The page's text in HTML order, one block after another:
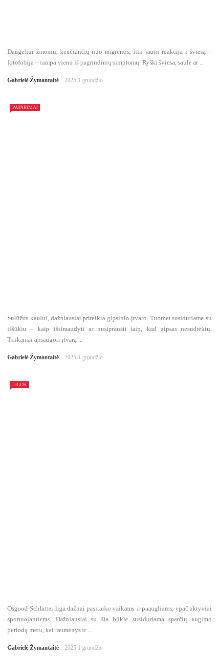
Daugeliui žmonių, kenčiančių nuo migrenos, itin jautri reakcija į šviesą –
fotofobija – tampa vienu iš pagrindinių simptomų. Ryški šviesa, saulė ar ...
Gabrielė Žymantaitė 2025 1 gruodžio
PATARIMAI
Sulūžus kaului, dažniausiai prireikia gipsinio įtvaro. Tuomet susiduriame su
iššūkiu – kaip išsimaudyti ar nusiprausti taip, kad gipsas nesudrėktų.
Tinkamai apsaugoti įtvarą ...
Gabrielė Žymantaitė 2025 1 gruodžio
LIGOS
Osgood-Schlatter liga dažnai pasitaiko vaikams ir paaugliams, ypač aktyviai
sportuojantiems. Dažniausiai su šia būkle susiduriama sparčių augimo
periodų metu, kai raumenys ir ...
Gabrielė Žymantaitė 2025 1 gruodžio